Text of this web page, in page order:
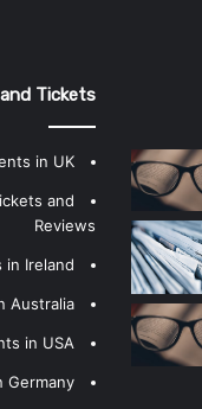
Tickets
in UK
and
Reviews
in Ireland
Australia
in USA
Germany